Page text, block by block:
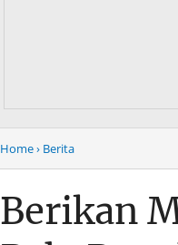
Home› Berita
Berikan